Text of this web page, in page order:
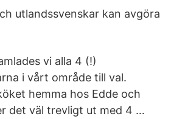
utlandssvenskar kan avgöra
vi alla 4 (!)
i vårt område till val.
hemma hos Edde och
det väl trevligt ut med 4 …